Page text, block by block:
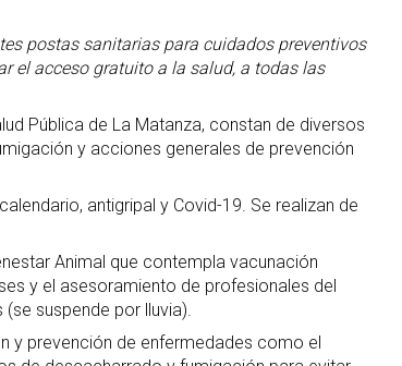
postas sanitarias para cuidados preventivos
el acceso gratuito a la salud, a todas las
Pública de La Matanza, constan de diversos
y acciones generales de prevención
antigripal y Covid-19. Se realizan de
Animal que contempla vacunación
y el asesoramiento de profesionales del
suspende por lluvia).
y prevención de enfermedades como el